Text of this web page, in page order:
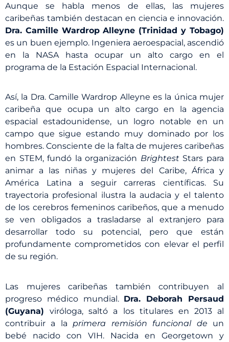
Aunque se habla menos de ellas, las mujeres
caribeñas también destacan en ciencia e innovación.
Dra. Camille Wardrop Alleyne (Trinidad y Tobago)
es un buen ejemplo. Ingeniera aeroespacial, ascendió
en la NASA hasta ocupar un alto cargo en el
programa de la Estación Espacial Internacional.
Así, la Dra. Camille Wardrop Alleyne es la única mujer
caribeña que ocupa un alto cargo en la agencia
espacial estadounidense, un logro notable en un
campo que sigue estando muy dominado por los
hombres. Consciente de la falta de mujeres caribeñas
en STEM, fundó la organización BrightestStars para
animar a las niñas y mujeres del Caribe, África y
América Latina a seguir carreras científicas. Su
trayectoria profesional ilustra la audacia y el talento
de los cerebros femeninos caribeños, que a menudo
se ven obligados a trasladarse al extranjero para
desarrollar todo su potencial, pero que están
profundamente comprometidos con elevar el perfil
de su región.
Las mujeres caribeñas también contribuyen al
progreso médico mundial. Dra. Deborah Persaud
(Guyana)viróloga, saltó a los titulares en 2013 al
contribuir a laprimera remisión funcional de un
bebé nacido con VIH. Nacida en Georgetown y